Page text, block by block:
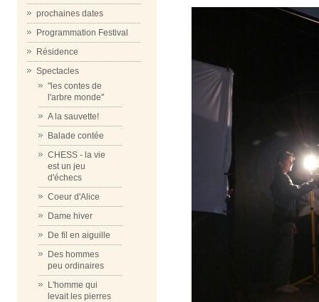
prochaines dates
Programmation Festival
Résidence
Spectacles
"les contes de
l'arbre monde"
A la sauvette!
Balade contée
CHESS - la vie
est un jeu
d'échecs
Coeur d'Alice
Dame hiver
De fil en aiguille
Des hommes
peu ordinaires
L'homme qui
levait les pierres